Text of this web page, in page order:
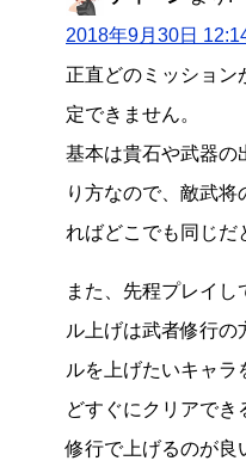
2018年9月30日
正直どのミッション
定できません。
基本は貴石や武器の
り方なので、敵武
ればどこでも同じだ
また、先程プレイ
ル上げは武者修行
ルを上げたいキャラ
どすぐにクリアで
修行で上げるのが良